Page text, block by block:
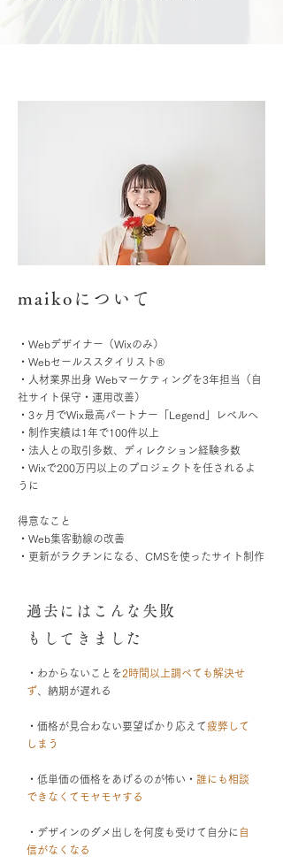
maikoについて
・Webデザイナー（Wixのみ）
・Webセールススタイリスト®︎
・人材業界出身 Webマーケティングを3年担当（自
社サイト保守・運用改善）
・3ヶ月でWix最高パートナー「Legend」レベルへ
・制作実績は1年で100件以上
・法人との取引多数、ディレクション経験多数
・Wixで200万円以上のプロジェクトを任されるよ
うに
得意なこと
・Web集客動線の改善
・更新がラクチンになる、CMSを使ったサイト制作
過去にはこんな失敗
もしてきました
・わからないことを2時間以上調べても解決せ
ず 、納期が遅れる
・価格が見合わない要望ばかり応えて疲弊して
しまう
・低単価の価格をあげるのが怖い・ 誰にも相談
できなくてモヤモヤする
・デザインのダメ出しを何度も受けて自分に 自
信がなくなる